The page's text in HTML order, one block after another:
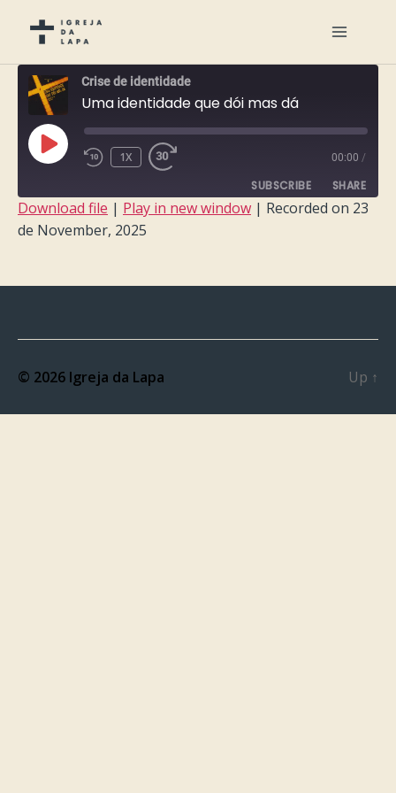
Crise de identidade
Uma identidade que dói mas dá
PLAY
EPISODE
1X 00:00 /
SUBSCRIBE SHARE
SHARE
Download file | Play in new window | Recorded on 23
de November, 2025
© 2026 Igreja da Lapa Up ↑